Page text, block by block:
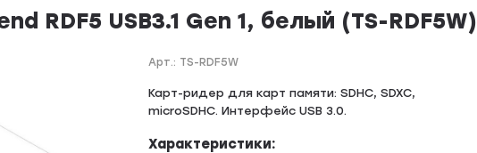
RDF5 USB3.1 Gen 1, белый (TS-RDF5W)
Арт.: TS-RDF5W
Карт-ридер для карт памяти: SDHC, SDXC,
microSDHC. Интерфейс USB 3.0.
Характеристики: